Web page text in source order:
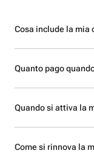
Cosa include la mia
Quanto pago
Quando si attiva la
Come si rinnova la